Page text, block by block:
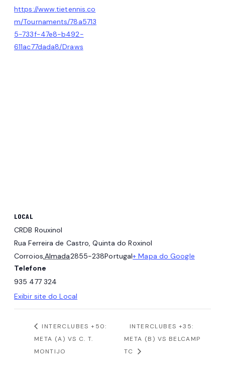
https://www.tietennis.co
m/Tournaments/78a5713
5-733f-47e8-b492-
611ac77dada8/Draws
LOCAL
CRDB Rouxinol
Rua Ferreira de Castro, Quinta do Roxinol
Corroios,Almada2855-238Portugal+ Mapa do Google
Telefone
935 477 324
Exibir site do Local
INTERCLUBES +50:
META (A) VS C. T.
MONTIJO
INTERCLUBES +35:
META (B) VS BELCAMP
TC